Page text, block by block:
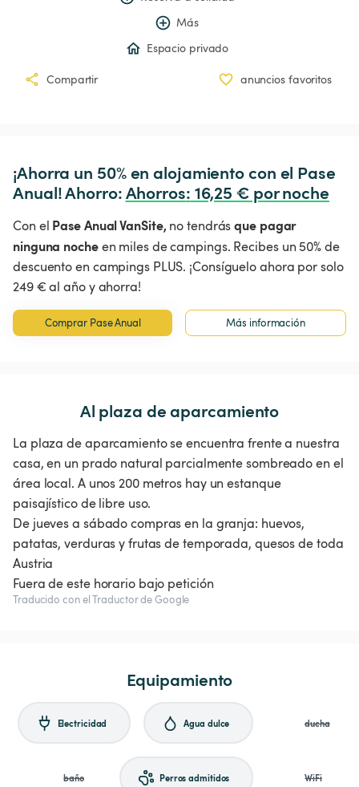
Más
Espacio privado
Compartir anuncios favoritos
¡Ahorra un 50% en alojamiento con el Pase
Anual! Ahorro: Ahorros: 16,25 € por noche
Con el Pase Anual VanSite, no tendrásque pagar
ninguna nocheen miles de campings. Recibes un 50% de
descuento en campings PLUS. ¡Consíguelo ahora por solo
249 € al año y ahorra!
Comprar Pase Anual Más información
Al plaza de aparcamiento
La plaza de aparcamiento se encuentra frente a nuestra
casa, en un prado natural parcialmente sombreado en el
área local. A unos 200 metros hay un estanque
paisajístico de libre uso.
De jueves a sábado compras en la granja: huevos,
patatas, verduras y frutas de temporada, quesos de toda
Austria
Fuera de este horario bajo petición
Traducido con el Traductor de Google
Equipamiento
Electricidad Agua dulce ducha
baño Perros admitidos WiFi